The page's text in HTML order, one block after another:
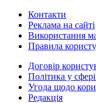
Контакти
Реклама на сайті
Використання
Правила
Договір
Політика у
Угода щодо
Редакція